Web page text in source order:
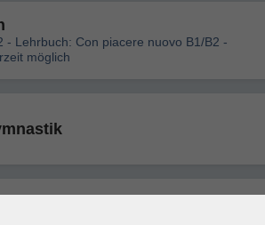
- Lehrbuch: Con piacere nuovo B1/B2 -
möglich